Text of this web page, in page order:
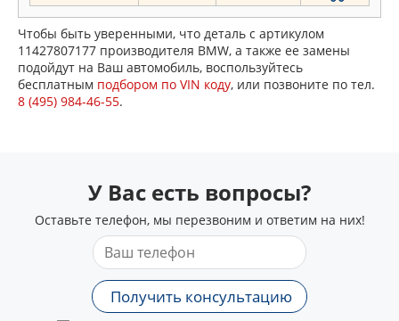
Чтобы быть уверенными, что деталь с артикулом
11427807177 производителя BMW, а также ее замены
подойдут на Ваш автомобиль, воспользуйтесь
бесплатным подбором по VIN коду, или позвоните по тел.
8 (495) 984-46-55.
У Вас есть вопросы?
Оставьте телефон, мы перезвоним и ответим на них!
Получить консультацию